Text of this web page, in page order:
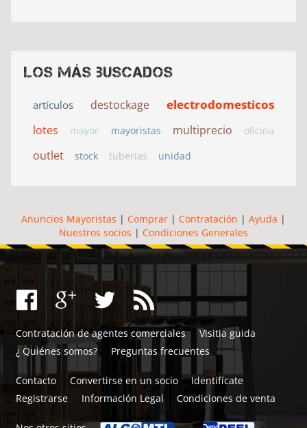
Los más buscados
artículos destockage electrodomesticos
lotes mayor mayoristas multiprecio oficina
outlet stock tuberias unidad
Anuncios Mayoristas | Comprar | Contratación | Ayuda |
Nuestros socios | Condiciones Generales
Contratación de agentes comerciales
Visitia guida
¿ Quiénes somos?
Preguntas frecuentes
Contacto Convertirse en un socio
Identifícate
Registrarse
Información Legal Condiciones de venta